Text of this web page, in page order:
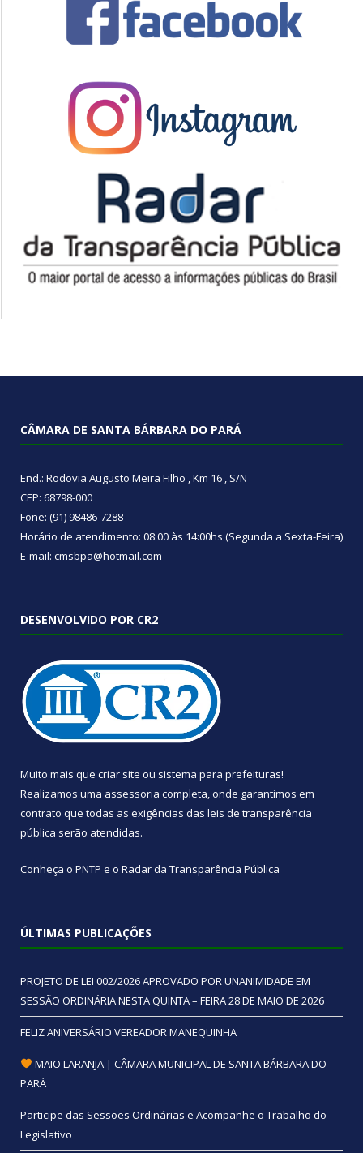
CÂMARA DE SANTA BÁRBARA DO PARÁ
End.: Rodovia Augusto Meira Filho , Km 16 , S/N
CEP: 68798-000
Fone: (91) 98486-7288
Horário de atendimento: 08:00 às 14:00hs (Segunda a Sexta-Feira)
E-mail: cmsbpa@hotmail.com
DESENVOLVIDO POR CR2
Muito mais que criar site ou sistema para prefeituras!
Realizamos uma assessoria completa, onde garantimos em
contrato que todas as exigências das leis de transparência
pública serão atendidas.
Conheça o PNTP e o Radar da Transparência Pública
ÚLTIMAS PUBLICAÇÕES
PROJETO DE LEI 002/2026 APROVADO POR UNANIMIDADE EM
SESSÃO ORDINÁRIA NESTA QUINTA – FEIRA 28 DE MAIO DE 2026
FELIZ ANIVERSÁRIO VEREADOR MANEQUINHA
MAIO LARANJA | CÂMARA MUNICIPAL DE SANTA BÁRBARA DO
PARÁ
Participe das Sessões Ordinárias e Acompanhe o Trabalho do
Legislativo